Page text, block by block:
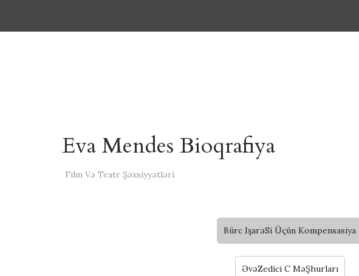
Eva Mendes Bioqrafiya
Film Və Teatr Şəxsiyyətləri
Bürc IşarəSi Üçün Kompensasiya
ƏvəZedici C MəŞhurları